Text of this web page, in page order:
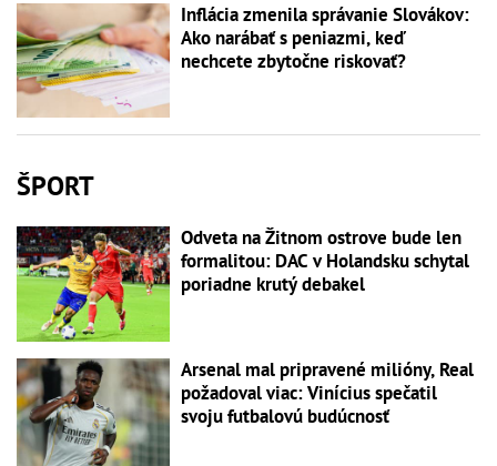
Inflácia zmenila správanie Slovákov:
Ako narábať s peniazmi, keď
nechcete zbytočne riskovať?
ŠPORT
Odveta na Žitnom ostrove bude len
formalitou: DAC v Holandsku schytal
poriadne krutý debakel
Arsenal mal pripravené milióny, Real
požadoval viac: Vinícius spečatil
svoju futbalovú budúcnosť